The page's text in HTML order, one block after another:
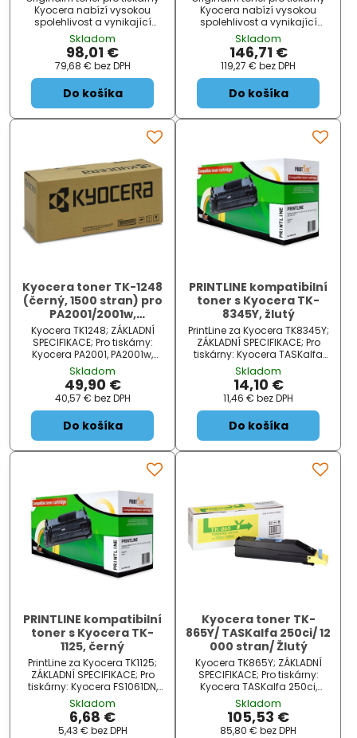
Kyocera nabízí vysokou
spolehlivost a vynikající
kvalitu tisku.
Skladom
98,01 €
79,68 € bez DPH
Do košíka
Kyocera nabízí vysokou
spolehlivost a vynikající
kvalitu tisku.
Skladom
146,71 €
119,27 € bez DPH
Do košíka
Kyocera toner TK-1248
(černý, 1500 stran) pro
PA2001/2001w,
MA2001/2001w
Kyocera TK1248; ZÁKLADNÍ
SPECIFIKACE; Pro tiskárny:
Kyocera PA2001, PA2001w,
MA2001, MA2001w; Barva:
černá; Výdrž: 1500 stran...
Skladom
49,90 €
40,57 € bez DPH
Do košíka
PRINTLINE kompatibilní
toner s Kyocera TK-
8345Y, žlutý
PrintLine za Kyocera TK8345Y;
ZÁKLADNÍ SPECIFIKACE; Pro
tiskárny: Kyocera TASKalfa
2552ci; Barva: žlutá; Výdrž:
12000 stran...
Skladom
14,10 €
11,46 € bez DPH
Do košíka
PRINTLINE kompatibilní
toner s Kyocera TK-
1125, černý
PrintLine za Kyocera TK1125;
ZÁKLADNÍ SPECIFIKACE; Pro
tiskárny: Kyocera FS1061DN,
1325MFP; Barva: černá; Výdrž:
2100 stran...
Skladom
6,68 €
5,43 € bez DPH
Kyocera toner TK-
865Y/ TASKalfa 250ci/ 12
000 stran/ Žlutý
Kyocera TK865Y; ZÁKLADNÍ
SPECIFIKACE; Pro tiskárny:
Kyocera TASKalfa 250ci,
300ci; Barva: žlutá; Výdrž:
12000 stran...
Skladom
105,53 €
85,80 € bez DPH